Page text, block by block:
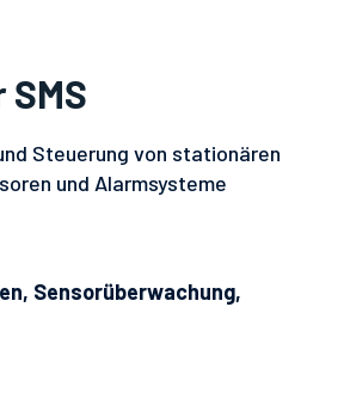
Steuerung von stationären
und Alarmsysteme
Sensorüberwachung,